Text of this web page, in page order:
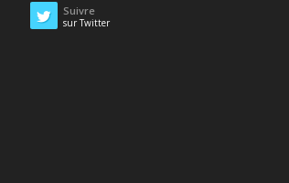
Suivre
sur Twitter